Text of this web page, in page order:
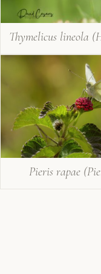
Thymelicus lineola
Pieris rapae